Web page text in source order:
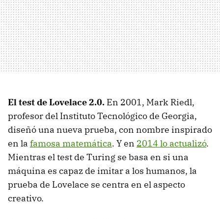
El test de Lovelace 2.0. En 2001, Mark Riedl,
profesor del Instituto Tecnológico de Georgia,
diseñó una nueva prueba, con nombre inspirado
en la famosa matemática. Y en 2014 lo actualizó.
Mientras el test de Turing se basa en si una
máquina es capaz de imitar a los humanos, la
prueba de Lovelace se centra en el aspecto
creativo.